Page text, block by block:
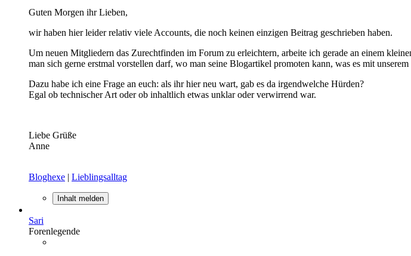
Guten Morgen ihr Lieben,
wir haben hier leider relativ viele Accounts, die noch keinen einzigen Beitrag geschrieben haben.
Um neuen Mitgliedern das Zurechtfinden im Forum zu erleichtern, arbeite ich gerade an einem
man sich gerne erstmal vorstellen darf, wo man seine Blogartikel promoten kann, was es mit
Dazu habe ich eine Frage an euch: als ihr hier neu wart, gab es da irgendwelche Hürden?
Egal ob technischer Art oder ob inhaltlich etwas unklar oder verwirrend war.
Liebe Grüße
Anne
Bloghexe | Lieblingsalltag
Inhalt melden
Sari
Forenlegende